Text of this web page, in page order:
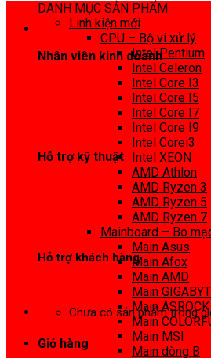
Nhân viên kinh doanh
Hỗ trợ kỹ thuật
Hỗ trợ khách hàng
Chưa có sản phẩm trong
Giỏ hàng
DANH MỤC SẢN PHẨM
Linh kiện mới
CPU – Bộ vi xử lý
Intel Pentium
Intel Celeron
Intel Core I3
Intel Core I5
Intel Core I7
Intel Core I9
Intel Corei3
Intel XEON
AMD Athlon
AMD Ryzen 3
AMD Ryzen 5
AMD Ryzen 7
Mainboard – Bo
Main Asus
Main Afox
Main AMD
Main
Main ASROCK
Main
Main MSI
Main dòng B